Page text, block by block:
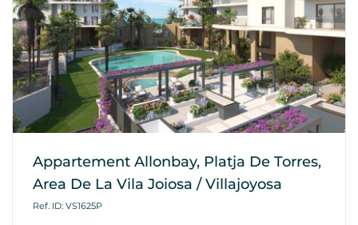
Appartement Allonbay, Platja De Torres,
Area De La Vila Joiosa / Villajoyosa
Ref. ID: VS1625P